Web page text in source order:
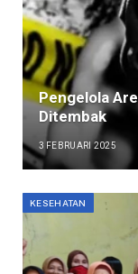
Pengelola
Ditembak
3 FEBRUARI 2025
KESEHATAN